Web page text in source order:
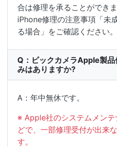
合は修理を承ることができ
iPhone修理の注意事項「未
る場合」をご確認ください。
Q：ビックカメラApple製
みはありますか?
A：年中無休です。
※ Apple社のシステムメン
どで、一部修理受付が出来
す。